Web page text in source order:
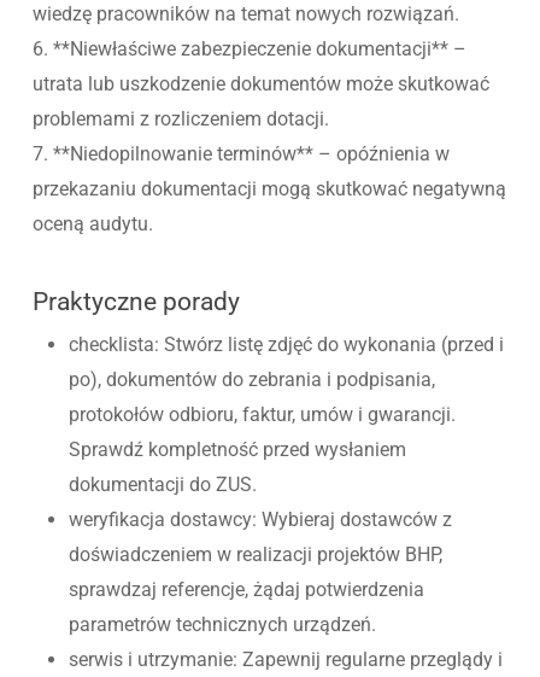
wiedzę pracowników na temat nowych rozwiązań.
6. **Niewłaściwe zabezpieczenie dokumentacji** –
utrata lub uszkodzenie dokumentów może skutkować
problemami z rozliczeniem dotacji.
7. **Niedopilnowanie terminów** – opóźnienia w
przekazaniu dokumentacji mogą skutkować negatywną
oceną audytu.
Praktyczne porady
checklista: Stwórz listę zdjęć do wykonania (przed i
po), dokumentów do zebrania i podpisania,
protokołów odbioru, faktur, umów i gwarancji.
Sprawdź kompletność przed wysłaniem
dokumentacji do ZUS.
weryfikacja dostawcy: Wybieraj dostawców z
doświadczeniem w realizacji projektów BHP,
sprawdzaj referencje, żądaj potwierdzenia
parametrów technicznych urządzeń.
serwis i utrzymanie: Zapewnij regularne przeglądy i